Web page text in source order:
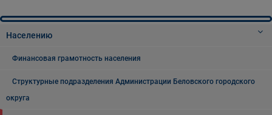
Населению
Финансовая грамотность населения
Структурные подразделения Администрации Беловского городского
округа